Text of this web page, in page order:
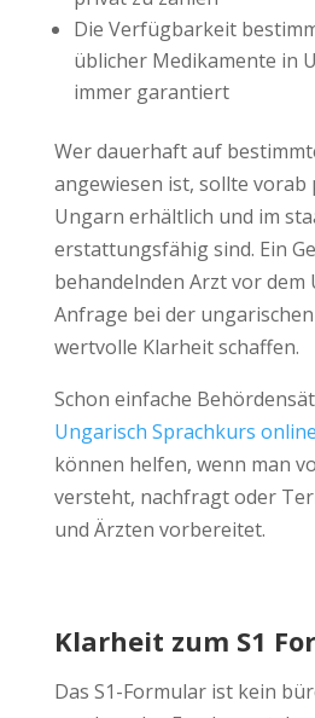
Die Verfügbarkeit
üblicher Medikamente in
immer garantiert
Wer dauerhaft auf
angewiesen ist, sollte vorab
Ungarn erhältlich und im
erstattungsfähig sind. Ein
behandelnden Arzt vor dem
Anfrage bei der
wertvolle Klarheit schaffen.
Schon einfache
Ungarisch Sprachkurs
können helfen, wenn man
versteht, nachfragt oder
und Ärzten vorbereitet.
Klarheit zum S1
Das S1-Formular ist kein